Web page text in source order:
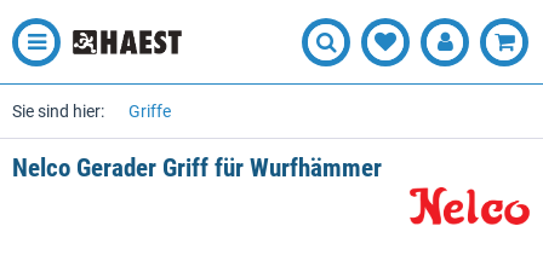
Sie sind hier: Griffe
Nelco Gerader Griff für Wurfhämmer